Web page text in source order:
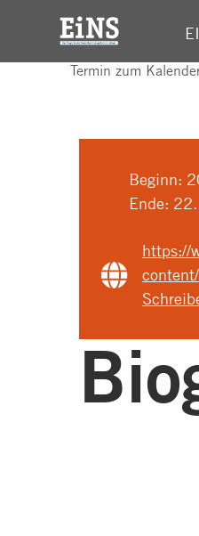
Termin zum
Beginn:
Ende:
https://